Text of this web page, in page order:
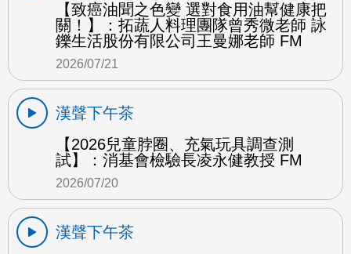
【致癌油聞之色變 選對食用油幫健康把
關！】：拓蔬人料理團隊曾秀微老師 詠
鑠生活股份有限公司王曼娜老師 FM
2026/07/21
漢聲下午茶
【2026兒童脖圈、充氣玩具調查測
試】：消基會檢驗長凌永健教授 FM
2026/07/20
漢聲下午茶